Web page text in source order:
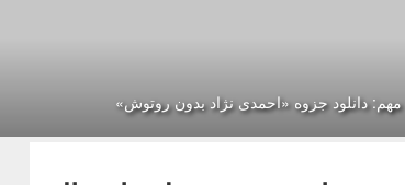
مهم: دانلود جزوه «احمدی نژاد بدون روتوش»